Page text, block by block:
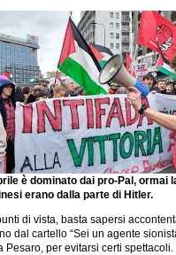
è dominato dai pro-Pal,
erano dalla parte di Hitler.
di vista, basta sapersi
dal cartello “Sei un agente
Pesaro, per evitarsi certi